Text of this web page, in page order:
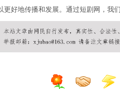
更好地传播和发展。通过短剧网，我